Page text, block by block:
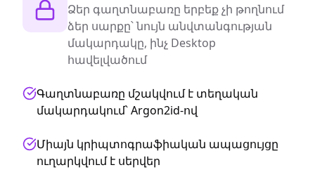
Ձեր գաղտնաբառը երբեք չի թողնում
ձեր սարքը՝ նույն անվտանգության
մակարդակը, ինչ Desktop
հավելվածում
Գաղտնաբառը մշակվում է տեղական
մակարդակում՝ Argon2id-ով
Միայն կրիպտոգրաֆիական ապացույցը
ուղարկվում է սերվեր